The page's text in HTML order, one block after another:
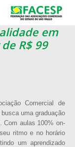
em
R$ 99
Comercial de
uma graduação
Com aulas 100% on-
ritmo e no horário
um aprendizado